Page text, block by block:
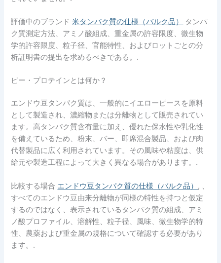
評価中のブランド米タンパク質の仕様（バルク品）
タンパ
ク質測定方法、アミノ酸組成、重金属の許容限度、微生物
学的許容限度、粒子径、官能特性、およびロットごとの分
析証明書の提出を求めるべきである。.
ピー・プロテインとは何か？
エンドウ豆タンパク質は、一般的にイエローピースを原料
として製造され、濃縮物または分離物として販売されてい
ます。高タンパク質含有量に加え、優れた保水性や乳化性
を備えているため、粉末、バー、即席混合製品、および肉
代替製品に広く利用されています。その風味や粘度は、供
給元や製造工程によって大きく異なる場合があります。.
比較する場合 エンドウ豆タンパク質の仕様（バルク品） , 、
すべてのエンドウ豆由来分離物が同様の特性を持つと仮定
するのではなく、表示されているタンパク質の組成、アミ
ノ酸プロファイル、溶解性、粒子径、風味、微生物学的特
性、農薬および重金属の規格について確認する必要があり
ます。.